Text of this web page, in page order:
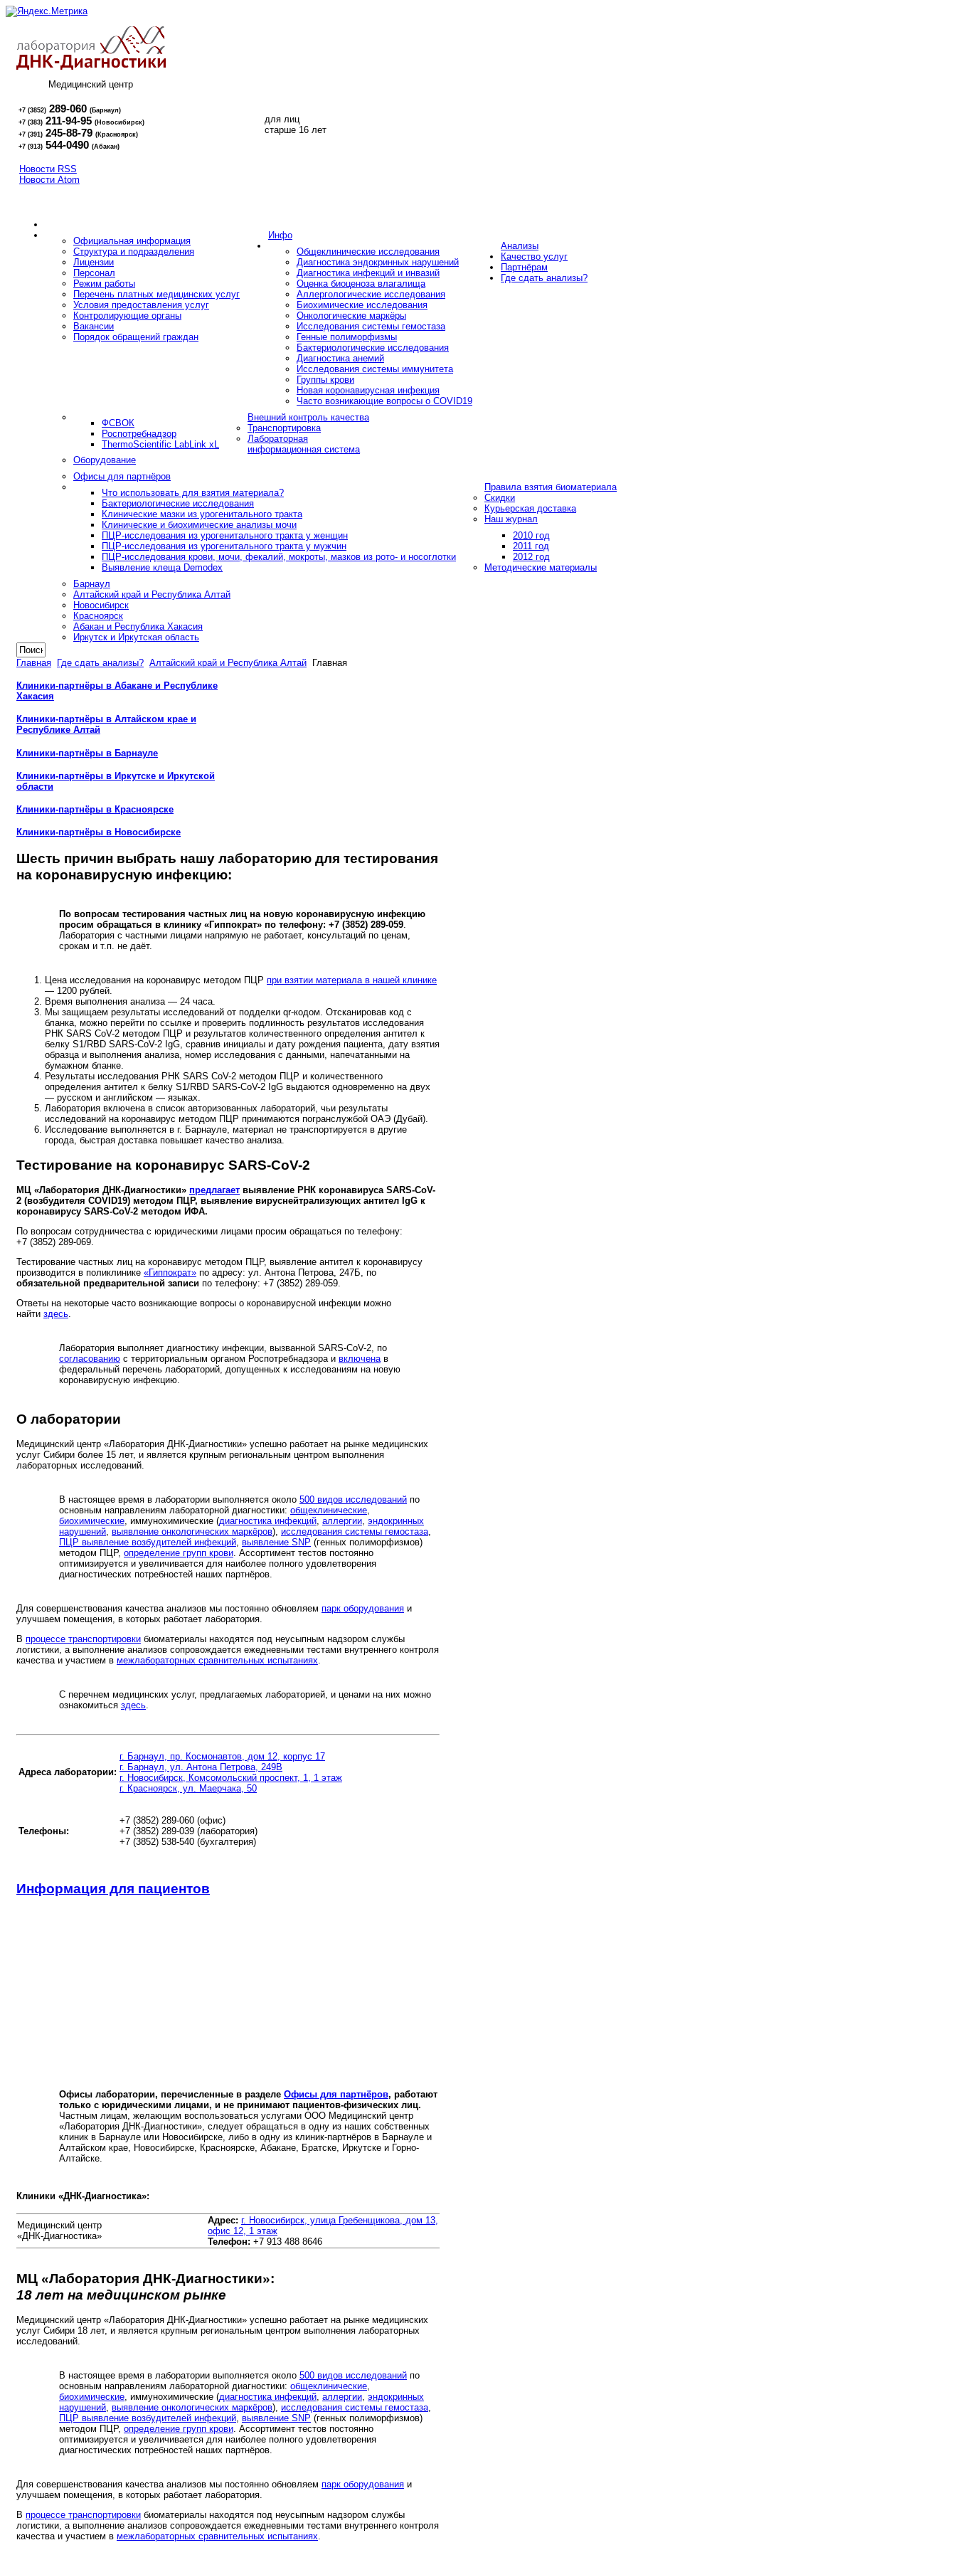
Медицинский центр
+7 (3852) 289-060 (Барнаул)
+7 (383) 211-94-95 (Новосибирск)
+7 (391) 245-88-79 (Красноярск)
+7 (913) 544-0490 (Абакан)
для лиц
старше 16 лет
Новости RSS
Новости Atom
Инфо
Официальная информация
Структура и подразделения
Лицензии
Персонал
Режим работы
Перечень платных медицинских услуг
Условия предоставления услуг
Контролирующие органы
Вакансии
Порядок обращений граждан
Анализы
Общеклинические исследования
Диагностика эндокринных нарушений
Диагностика инфекций и инвазий
Оценка биоценоза влагалища
Аллергологические исследования
Биохимические исследования
Онкологические маркёры
Исследования системы гемостаза
Генные полиморфизмы
Бактериологические исследования
Диагностика анемий
Исследования системы иммунитета
Группы крови
Новая коронавирусная инфекция
Часто возникающие вопросы о COVID19
Качество услуг
Внешний контроль качества
ФСВОК
Роспотребнадзор
ThermoScientific LabLink xL
Транспортировка
Лабораторная
информационная система
Оборудование
Партнёрам
Офисы для партнёров
Правила взятия биоматериала
Что использовать для взятия материала?
Бактериологические исследования
Клинические мазки из урогенитального тракта
Клинические и биохимические анализы мочи
ПЦР-исследования из урогенитального тракта у женщин
ПЦР-исследования из урогенитального тракта у мужчин
ПЦР-исследования крови, мочи, фекалий, мокроты, мазков из рото- и носоглотки
Выявление клеща Demodex
Скидки
Курьерская доставка
Наш журнал
2010 год
2011 год
2012 год
Методические материалы
Где сдать анализы?
Барнаул
Алтайский край и Республика Алтай
Новосибирск
Красноярск
Абакан и Республика Хакасия
Иркутск и Иркутская область
Главная Где сдать анализы? Алтайский край и Республика Алтай Главная
Клиники-партнёры в Абакане и Республике
Хакасия
Клиники-партнёры в Алтайском крае и
Республике Алтай
Клиники-партнёры в Барнауле
Клиники-партнёры в Иркутске и Иркутской
области
Клиники-партнёры в Красноярске
Клиники-партнёры в Новосибирске
Шесть причин выбрать нашу лабораторию для тестирования
на коронавирусную инфекцию:
По вопросам тестирования частных лиц на новую коронавирусную инфекцию
просим обращаться в клинику «Гиппократ» по телефону: +7 (3852) 289-059
Лаборатория с частными лицами напрямую не работает, консультаций по ценам,
срокам и т.п. не даёт.
Цена исследования на коронавирус методом ПЦР при взятии материала в нашей клинике
— 1200 рублей.
Время выполнения анализа — 24 часа.
Мы защищаем результаты исследований от подделки qr-кодом. Отсканировав код с
бланка, можно перейти по ссылке и проверить подлинность результатов исследования
РНК SARS CoV-2 методом ПЦР и результатов количественного определения антител к
белку S1/RBD SARS-CoV-2 IgG, сравнив инициалы и дату рождения пациента, дату взятия
образца и выполнения анализа, номер исследования с данными, напечатанными на
бумажном бланке.
Результаты исследования РНК SARS CoV-2 методом ПЦР и количественного
определения антител к белку S1/RBD SARS-CoV-2 IgG выдаются одновременно на двух
— русском и английском — языках.
Лаборатория включена в список авторизованных лабораторий, чьи результаты
исследований на коронавирус методом ПЦР принимаются погранслужбой ОАЭ (Дубай).
Исследование выполняется в г. Барнауле, материал не транспортируется в другие
города, быстрая доставка повышает качество анализа.
Тестирование на коронавирус SARS-CoV-2
МЦ «Лаборатория ДНК-Диагностики» предлагает выявление РНК коронавируса SARS-CoV-
2 (возбудителя COVID19) методом ПЦР, выявление вируснейтрализующих антител IgG к
коронавирусу SARS-CoV-2 методом ИФА.
По вопросам сотрудничества с юридическими лицами просим обращаться по телефону:
+7 (3852) 289-069.
Тестирование частных лиц на коронавирус методом ПЦР, выявление антител к коронавирусу
производится в поликлинике «Гиппократ» по адресу: ул. Антона Петрова, 247Б, по
обязательной предварительной записи по телефону: +7 (3852) 289-059.
Ответы на некоторые часто возникающие вопросы о коронавирусной инфекции можно
найти здесь
Лаборатория выполняет диагностику инфекции, вызванной SARS-CoV-2, по
согласованию с территориальным органом Роспотребнадзора и включена в
федеральный перечень лабораторий, допущенных к исследованиям на новую
коронавирусную инфекцию.
О лаборатории
Медицинский центр «Лаборатория ДНК-Диагностики» успешно работает на рынке медицинских
услуг Сибири более 15 лет, и является крупным региональным центром выполнения
лабораторных исследований.
В настоящее время в лаборатории выполняется около 500 видов исследований по
основным направлениям лабораторной диагностики: общеклинические
биохимические , иммунохимические (диагностика инфекций аллергии эндокринных
нарушений выявление онкологических маркёров), исследования системы гемостаза
ПЦР выявление возбудителей инфекций выявление SNP (генных полиморфизмов)
методом ПЦР, определение групп крови . Ассортимент тестов постоянно
оптимизируется и увеличивается для наиболее полного удовлетворения
диагностических потребностей наших партнёров.
Для совершенствования качества анализов мы постоянно обновляем парк оборудования и
улучшаем помещения, в которых работает лаборатория.
В процессе транспортировки биоматериалы находятся под неусыпным надзором службы
логистики, а выполнение анализов сопровождается ежедневными тестами внутреннего контроля
качества и участием в межлабораторных сравнительных испытаниях
С перечнем медицинских услуг, предлагаемых лабораторией, и ценами на них можно
ознакомиться здесь
Адреса лаборатории:
г. Барнаул, пр. Космонавтов, дом 12, корпус 17
г. Барнаул, ул. Антона Петрова, 249В
г. Новосибирск, Комсомольский проспект, 1, 1 этаж
г. Красноярск, ул. Маерчака, 50
Телефоны:
+7 (3852) 289-060 (офис)
+7 (3852) 289-039 (лаборатория)
+7 (3852) 538-540 (бухгалтерия)
Информация для пациентов
Офисы лаборатории, перечисленные в разделе Офисы для партнёров, работают
только с юридическими лицами, и не принимают пациентов-физических лиц.
Частным лицам, желающим воспользоваться услугами ООО Медицинский центр
«Лаборатория ДНК-Диагностики», следует обращаться в одну из наших собственных
клиник в Барнауле или Новосибирске, либо в одну из клиник-партнёров в Барнауле и
Алтайском крае, Новосибирске, Красноярске, Абакане, Братске, Иркутске и Горно-
Алтайске.
Клиники «ДНК-Диагностика»:
Медицинский центр
«ДНК-Диагностика»
Адрес: г. Новосибирск, улица Гребенщикова, дом 13,
офис 12, 1 этаж
Телефон: +7 913 488 8646
МЦ «Лаборатория ДНК-Диагностики»:
18 лет на медицинском рынке
Медицинский центр «Лаборатория ДНК-Диагностики» успешно работает на рынке медицинских
услуг Сибири 18 лет, и является крупным региональным центром выполнения лабораторных
исследований.
В настоящее время в лаборатории выполняется около 500 видов исследований по
основным направлениям лабораторной диагностики: общеклинические,
биохимические, иммунохимические (диагностика инфекций, аллергии, эндокринных
нарушений, выявление онкологических маркёров), исследования системы гемостаза,
ПЦР выявление возбудителей инфекций, выявление SNP (генных полиморфизмов)
методом ПЦР, определение групп крови. Ассортимент тестов постоянно
оптимизируется и увеличивается для наиболее полного удовлетворения
диагностических потребностей наших партнёров.
Для совершенствования качества анализов мы постоянно обновляем парк оборудования и
улучшаем помещения, в которых работает лаборатория.
В процессе транспортировки биоматериалы находятся под неусыпным надзором службы
логистики, а выполнение анализов сопровождается ежедневными тестами внутреннего контроля
качества и участием в межлабораторных сравнительных испытаниях